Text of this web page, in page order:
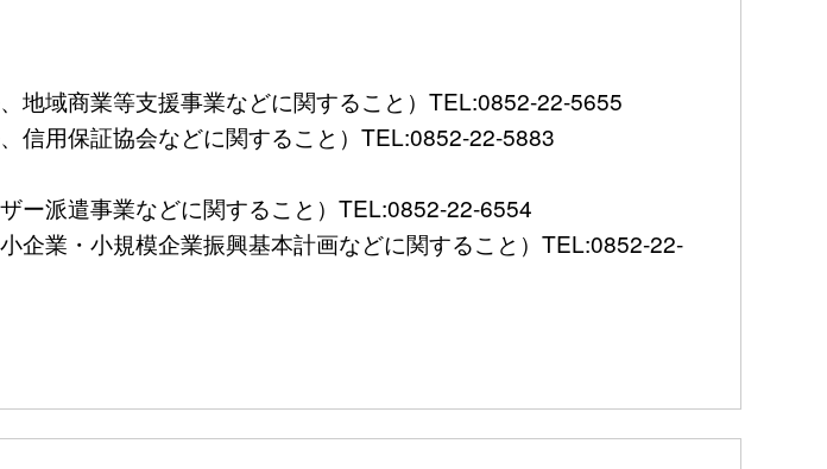
地域商業等支援事業などに関すること）TEL:0852-22-5655
信用保証協会などに関すること）TEL:0852-22-5883
ー派遣事業などに関すること）TEL:0852-22-6554
企業・小規模企業振興基本計画などに関すること）TEL:0852-22-